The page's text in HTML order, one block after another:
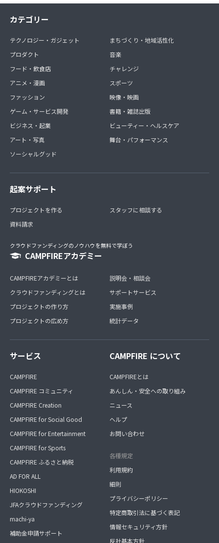
カテゴリー
テクノロジー・ガジェット
プロダクト
フード・飲食店
アニメ・漫画
ファッション
ゲーム・サービス開発
ビジネス・起業
アート・写真
ソーシャルグッド
まちづくり・地域活性化
音楽
チャレンジ
スポーツ
映像・映画
書籍・雑誌出版
ビューティー・ヘルスケア
舞台・パフォーマンス
起案サポート
プロジェクトを作る
資料請求
スタッフに相談する
クラウドファンディングのノウハウを無料で学ぼう
CAMPFIREアカデミー
CAMPFIREアカデミーとは
クラウドファンディングとは
プロジェクトの作り方
プロジェクトの広め方
説明会・相談会
サポートサービス
実施事例
統計データ
サービス
CAMPFIRE
CAMPFIRE コミュニティ
CAMPFIRE Creation
CAMPFIRE for Social Good
CAMPFIRE for Entertainment
CAMPFIRE for Sports
CAMPFIRE ふるさと納税
AD FOR ALL
HIOKOSHI
JFAクラウドファンディング
machi-ya
補助金申請サポート
CAMPFIRE について
CAMPFIREとは
あんしん・安全への取り組み
ニュース
ヘルプ
お問い合わせ
各種規定
利用規約
細則
プライバシーポリシー
特定商取引法に基づく表記
情報セキュリティ方針
反社基本方針